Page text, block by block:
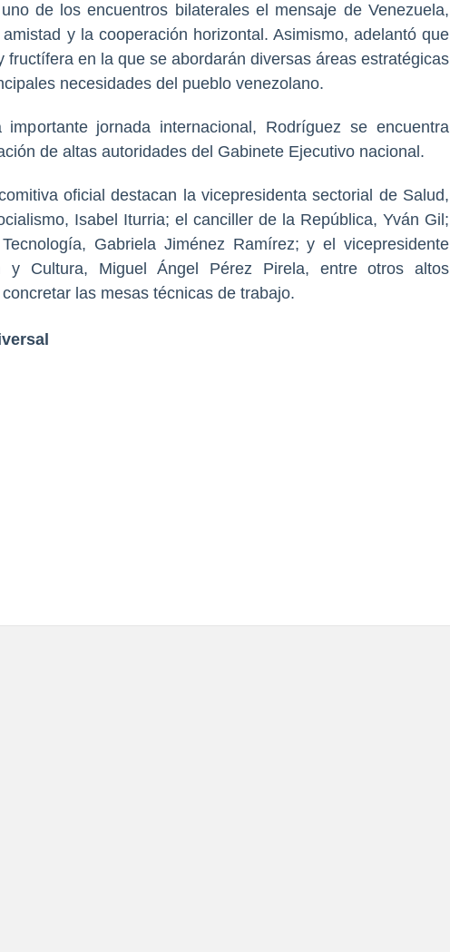
de los encuentros bilaterales el mensaje de Venezuela,
y la cooperación horizontal. Asimismo, adelantó que
fructífera en la que se abordarán diversas áreas estratégicas
necesidades del pueblo venezolano.
jornada internacional, Rodríguez se encuentra
de altas autoridades del Gabinete Ejecutivo nacional.
oficial destacan la vicepresidenta sectorial de Salud,
Isabel Iturria; el canciller de la República, Yván Gil;
Gabriela Jiménez Ramírez; y el vicepresidente
y Cultura, Miguel Ángel Pérez Pirela, entre otros altos
las mesas técnicas de trabajo.